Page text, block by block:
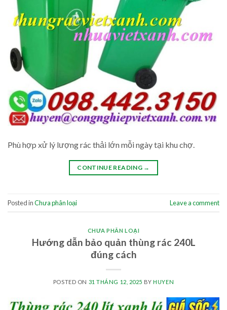
Phù hợp xử lý lượng rác thải lớn mỗi ngày tại khu chợ.
CONTINUE READING →
Posted inChưa phân loại Leave a comment
CHƯA PHÂN LOẠI
Hướng dẫn bảo quản thùng rác 240L
đúng cách
POSTED ON 31 THÁNG 12, 2025 BYHUYEN